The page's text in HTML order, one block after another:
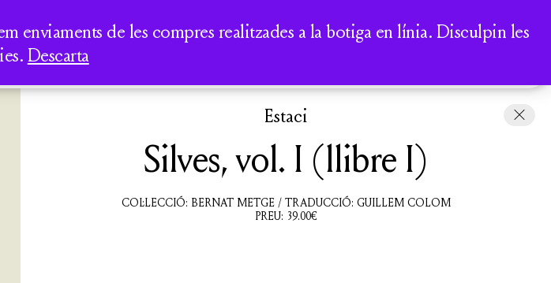
CLÀSSICS COMPTE CISTELLA
I
TOTS ELS
Estaci
Silves, vol. I (llibre I)
COL·LECCIÓ: BERNAT METGE / TRADUCCIÓ: GUILLEM COLOM
PREU: 39.00€
de les compres realitzades a la botiga en línia. Disculpin les
Descarta